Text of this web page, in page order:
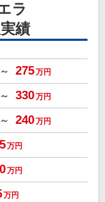
ラ
績
～ 275万円
～ 330万円
～ 240万円
万円
万円
万円